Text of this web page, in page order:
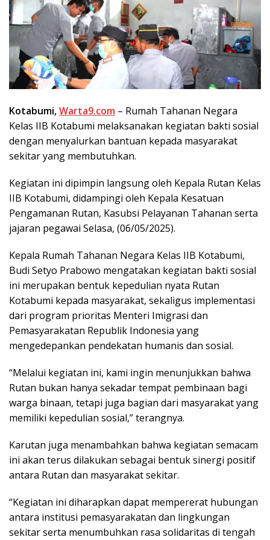
Kotabumi,Warta9.com – Rumah Tahanan Negara
Kelas IIB Kotabumi melaksanakan kegiatan bakti sosial
dengan menyalurkan bantuan kepada masyarakat
sekitar yang membutuhkan.
Kegiatan ini dipimpin langsung oleh Kepala Rutan Kelas
IIB Kotabumi, didampingi oleh Kepala Kesatuan
Pengamanan Rutan, Kasubsi Pelayanan Tahanan serta
jajaran pegawai Selasa, (06/05/2025).
Kepala Rumah Tahanan Negara Kelas IIB Kotabumi,
Budi Setyo Prabowo mengatakan kegiatan bakti sosial
ini merupakan bentuk kepedulian nyata Rutan
Kotabumi kepada masyarakat, sekaligus implementasi
dari program prioritas Menteri Imigrasi dan
Pemasyarakatan Republik Indonesia yang
mengedepankan pendekatan humanis dan sosial.
“Melalui kegiatan ini, kami ingin menunjukkan bahwa
Rutan bukan hanya sekadar tempat pembinaan bagi
warga binaan, tetapi juga bagian dari masyarakat yang
memiliki kepedulian sosial,” terangnya.
Karutan juga menambahkan bahwa kegiatan semacam
ini akan terus dilakukan sebagai bentuk sinergi positif
antara Rutan dan masyarakat sekitar.
“Kegiatan ini diharapkan dapat mempererat hubungan
antara institusi pemasyarakatan dan lingkungan
sekitar serta menumbuhkan rasa solidaritas di tengah